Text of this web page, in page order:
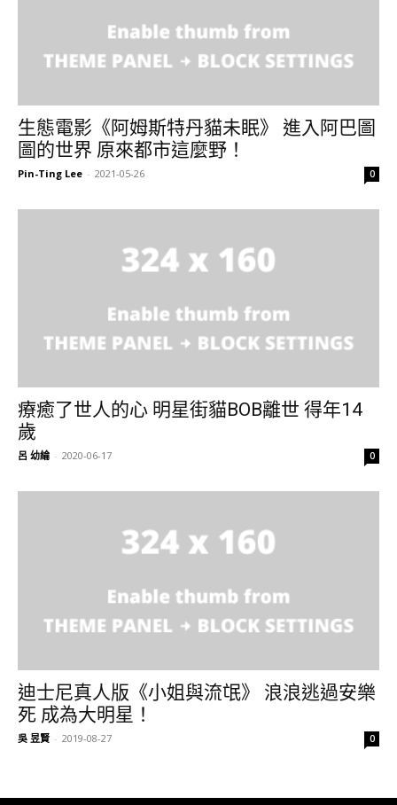
生態電影《阿姆斯特丹貓未眠》 進入阿巴圖
圖的世界 原來都市這麼野！
Pin-Ting Lee - 2021-05-26 0
療癒了世人的心 明星街貓BOB離世 得年14
歲
呂 幼綸 - 2020-06-17 0
迪士尼真人版《小姐與流氓》 浪浪逃過安樂
死 成為大明星！
吳 昱賢 - 2019-08-27 0